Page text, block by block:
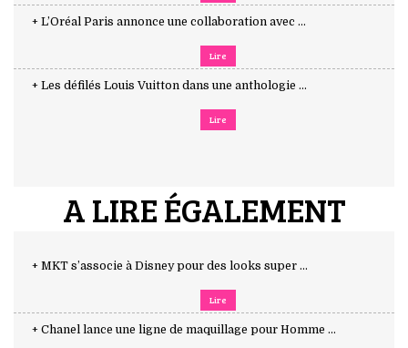
+ L’Oréal Paris annonce une collaboration avec ...
Lire
+ Les défilés Louis Vuitton dans une anthologie ...
Lire
A LIRE ÉGALEMENT
+ MKT s’associe à Disney pour des looks super ...
Lire
+ Chanel lance une ligne de maquillage pour Homme ...